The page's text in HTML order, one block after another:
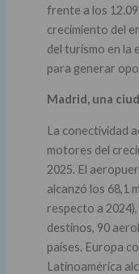
frente a los
crecimiento del
del turismo en la
para generar
Madrid, una
La conectividad
motores del
2025. El
alcanzó los 68,1
respecto a
destinos, 90
países. Europa
Latinoamérica